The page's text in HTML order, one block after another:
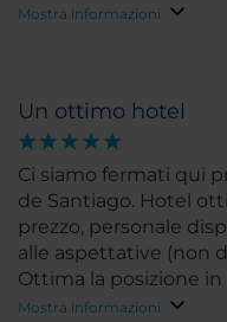
Mostra informazioni
Un ottimo hotel
Ci siamo fermati qui
de Santiago. Hotel
prezzo, personale
alle aspettative (non
Ottima la posizione in
Mostra informazioni